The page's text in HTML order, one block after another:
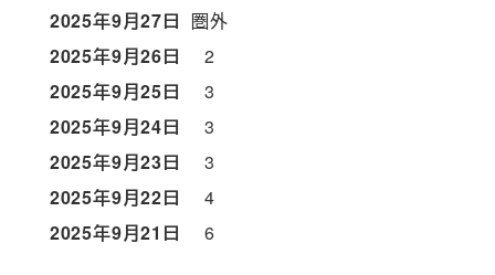
2025年9月27日 圏外
2025年9月26日
2
2025年9月25日
3
2025年9月24日
3
2025年9月23日
3
2025年9月22日
4
2025年9月21日
6